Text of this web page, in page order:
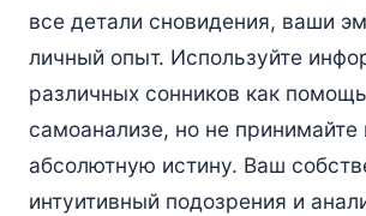
все детали сновидения, ваши
личный опыт. Используйте
различных сонников как
самоанализе, но не принимайте
абсолютную истину. Ваш
интуитивный подозрения и